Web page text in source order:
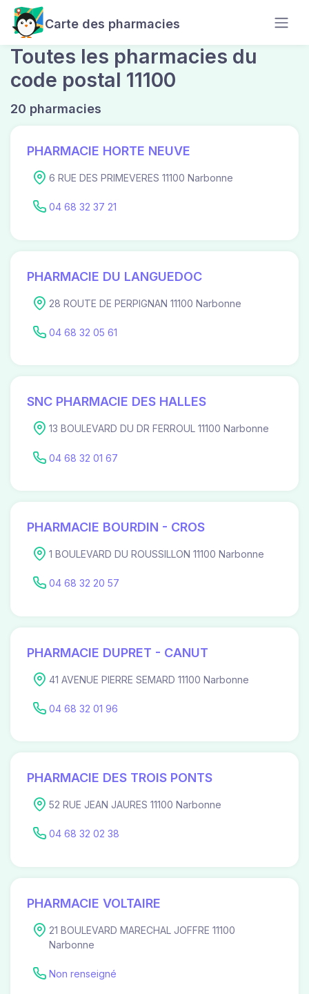
Carte des pharmacies
Toutes les pharmacies du
code postal 11100
20 pharmacies
PHARMACIE HORTE NEUVE
6 RUE DES PRIMEVERES 11100 Narbonne
04 68 32 37 21
PHARMACIE DU LANGUEDOC
28 ROUTE DE PERPIGNAN 11100 Narbonne
04 68 32 05 61
SNC PHARMACIE DES HALLES
13 BOULEVARD DU DR FERROUL 11100 Narbonne
04 68 32 01 67
PHARMACIE BOURDIN - CROS
1 BOULEVARD DU ROUSSILLON 11100 Narbonne
04 68 32 20 57
PHARMACIE DUPRET - CANUT
41 AVENUE PIERRE SEMARD 11100 Narbonne
04 68 32 01 96
PHARMACIE DES TROIS PONTS
52 RUE JEAN JAURES 11100 Narbonne
04 68 32 02 38
PHARMACIE VOLTAIRE
21 BOULEVARD MARECHAL JOFFRE 11100
Narbonne
Non renseigné